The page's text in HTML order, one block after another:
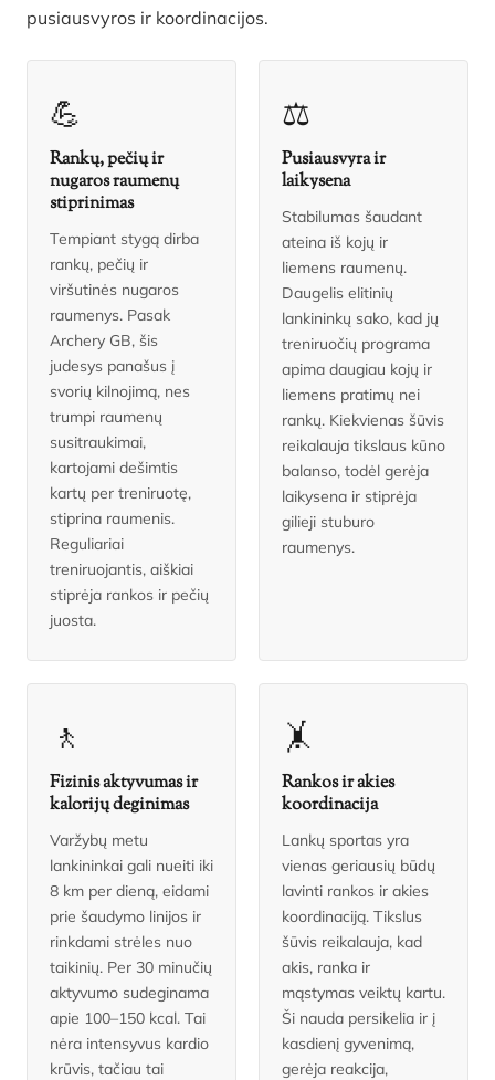
pusiausvyros ir koordinacijos.
💪
Rankų, pečių ir
nugaros raumenų
stiprinimas
Tempiant stygą dirba
rankų, pečių ir
viršutinės nugaros
raumenys. Pasak
Archery GB, šis
judesys panašus į
svorių kilnojimą, nes
trumpi raumenų
susitraukimai,
kartojami dešimtis
kartų per treniruotę,
stiprina raumenis.
Reguliariai
treniruojantis, aiškiai
stiprėja rankos ir pečių
juosta.
⚖️
Pusiausvyra ir
laikysena
Stabilumas šaudant
ateina iš kojų ir
liemens raumenų.
Daugelis elitinių
lankininkų sako, kad jų
treniruočių programa
apima daugiau kojų ir
liemens pratimų nei
rankų. Kiekvienas šūvis
reikalauja tikslaus kūno
balanso, todėl gerėja
laikysena ir stiprėja
gilieji stuburo
raumenys.
🚶
Fizinis aktyvumas ir
kalorijų deginimas
Varžybų metu
lankininkai gali nueiti iki
8 km per dieną, eidami
prie šaudymo linijos ir
rinkdami strėles nuo
taikinių. Per 30 minučių
aktyvumo sudeginama
apie 100–150 kcal. Tai
nėra intensyvus kardio
krūvis, tačiau tai
🤸
Rankos ir akies
koordinacija
Lankų sportas yra
vienas geriausių būdų
lavinti rankos ir akies
koordinaciją. Tikslus
šūvis reikalauja, kad
akis, ranka ir
mąstymas veiktų kartu.
Ši nauda persikelia ir į
kasdienį gyvenimą,
gerėja reakcija,